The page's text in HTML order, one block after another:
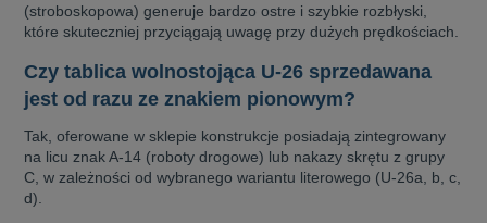
(stroboskopowa) generuje bardzo ostre i szybkie rozbłyski,
które skuteczniej przyciągają uwagę przy dużych prędkościach.
Czy tablica wolnostojąca U-26 sprzedawana
jest od razu ze znakiem pionowym?
Tak, oferowane w sklepie konstrukcje posiadają zintegrowany
na licu znak A-14 (roboty drogowe) lub nakazy skrętu z grupy
C, w zależności od wybranego wariantu literowego (U-26a, b, c,
d).